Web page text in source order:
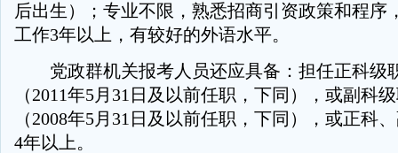
后出生）；专业不限，熟悉招商引资政策和程序
工作3年以上，有较好的外语水平。
党政群机关报考人员还应具备：担任正科级
（2011年5月31日及以前任职，下同），或副科
（2008年5月31日及以前任职，下同），或正科
4年以上。